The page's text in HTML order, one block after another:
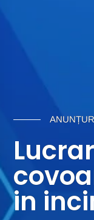
in